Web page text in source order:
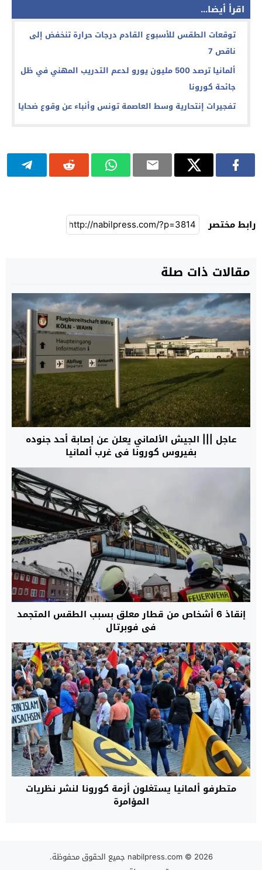
اقرأ أيضا...
توقعات الطقس للأسبوع القادم درجات حرارة تنخفض إلى
ناقص 7
ألمانيا ترصد 500 مليون يورو لدعم التدريب المهني في ظل
جائحة كورونا
تفجيرات إنتحارية وسط العاصمة تونس وأنباء عن وقوع ضحايا
رابط مختصر
مقالات ذات صلة
عاجل ||| الجيش الألماني يعلن عن إصابة أحد جنوده
بفيروس ⁧‫كورونا‬⁩ في غرب ألمانيا
إنقاذ 6 أشخاص من قطار معلق بسبب الطقس المتجمد
في فوبرتال
متطرفو ألمانيا يستغلون أزمة كورونا لنشر نظريات
المؤامرة
nabilpress.com© 2026 جميع الحقوق محفوظة.